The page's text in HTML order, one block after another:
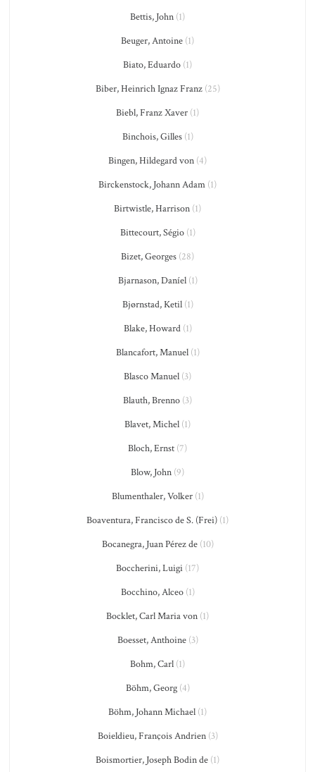
Bettis, John (1)
Beuger, Antoine (1)
Biato, Eduardo (1)
Biber, Heinrich Ignaz Franz(25)
Biebl, Franz Xaver (1)
Binchois, Gilles(1)
Bingen, Hildegard von (4)
Birckenstock, Johann Adam (1)
Birtwistle, Harrison (1)
Bittecourt, Ségio(1)
Bizet, Georges (28)
Bjarnason, Daníel(1)
Bjørnstad, Ketil(1)
Blake, Howard(1)
Blancafort, Manuel(1)
Blasco Manuel (3)
Blauth, Brenno (3)
Blavet, Michel (1)
Bloch, Ernst (7)
Blow, John (9)
Blumenthaler, Volker(1)
Boaventura, Francisco de S. (Frei) (1)
Bocanegra, Juan Pérez de(10)
Boccherini, Luigi (17)
Bocchino, Alceo(1)
Bocklet, Carl Maria von (1)
Boesset, Anthoine(3)
Bohm, Carl (1)
Böhm, Georg(4)
Böhm, Johann Michael (1)
Boieldieu, François Andrien(3)
Boismortier, Joseph Bodin de (1)